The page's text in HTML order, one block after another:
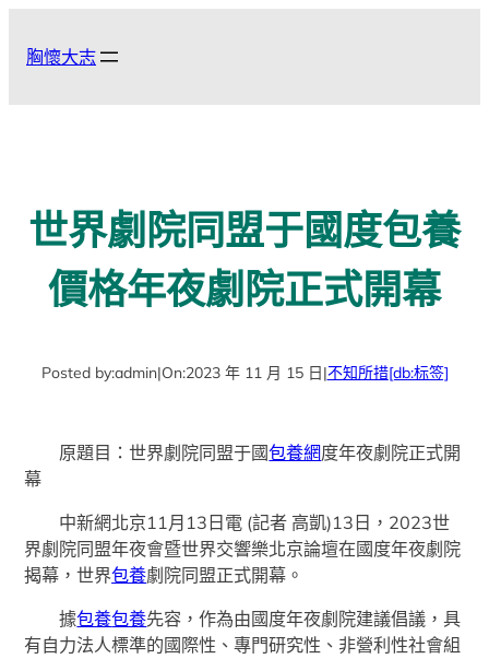
胸懷大志
世界劇院同盟于國度包養
價格年夜劇院正式開幕
Posted by:admin|On:2023 年 11 月 15 日|不知所措[db:标签]
原題目：世界劇院同盟于國包養網度年夜劇院正式開
幕
中新網北京11月13日電 (記者 高凱)13日，2023世
界劇院同盟年夜會暨世界交響樂北京論壇在國度年夜劇院
揭幕，世界包養劇院同盟正式開幕。
據包養包養先容，作為由國度年夜劇院建議倡議，具
有自力法人標準的國際性、專門研究性、非營利性社會組